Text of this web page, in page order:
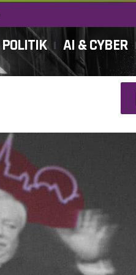
POLITIK AI & CYBER